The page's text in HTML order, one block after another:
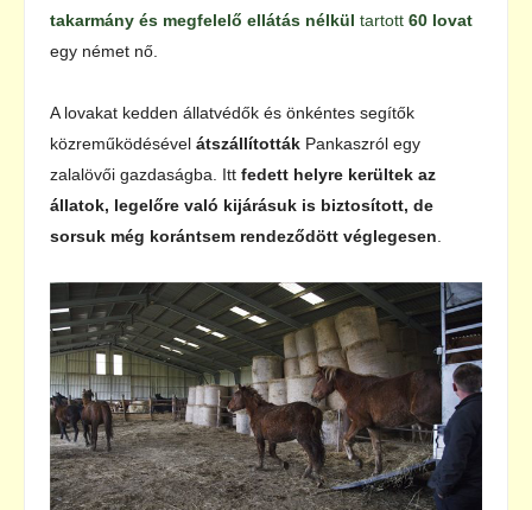
takarmány és megfelelő ellátás nélkül tartott 60 lovat
egy német nő.
A lovakat kedden állatvédők és önkéntes segítők
közreműködésével átszállították Pankaszról egy
zalalövői gazdaságba. Itt fedett helyre kerültek az
állatok, legelőre való kijárásuk is biztosított, de
sorsuk még korántsem rendeződött véglegesen